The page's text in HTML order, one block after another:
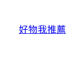
好物我推薦